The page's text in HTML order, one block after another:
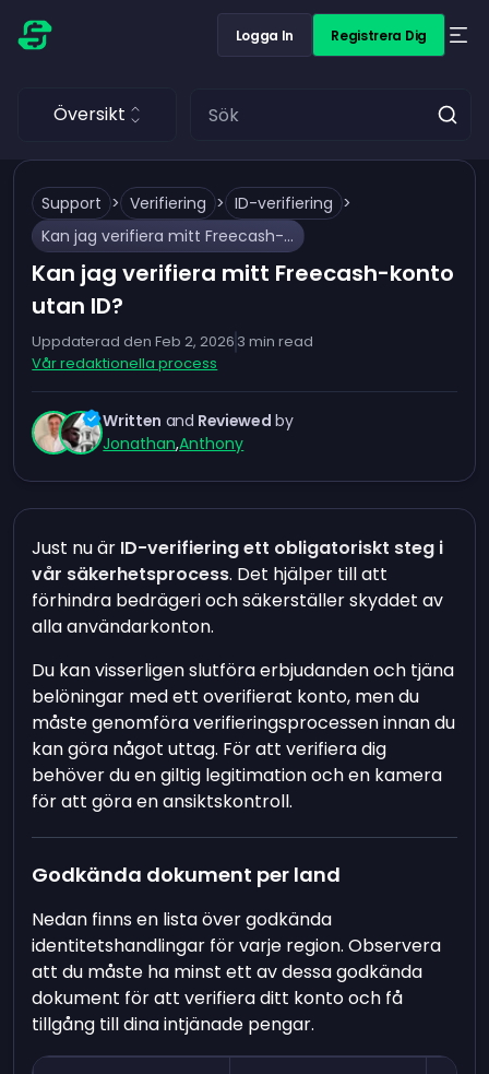
Logga In Registrera Dig
Översikt
Support > Verifiering > ID-verifiering >
Kan jag verifiera mitt Freecash-konto utan ID?
Kan jag verifiera mitt Freecash-konto
utan ID?
Uppdaterad den Feb 2, 2026 3 min read
Vår redaktionella process
Written and Reviewed by
Jonathan,Anthony
Just nu är ID-verifiering ett obligatoriskt steg i
vår säkerhetsprocess. Det hjälper till att
förhindra bedrägeri och säkerställer skyddet av
alla användarkonton.
Du kan visserligen slutföra erbjudanden och tjäna
belöningar med ett overifierat konto, men du
måste genomföra verifieringsprocessen innan du
kan göra något uttag. För att verifiera dig
behöver du en giltig legitimation och en kamera
för att göra en ansiktskontroll.
Godkända dokument per land
Nedan finns en lista över godkända
identitetshandlingar för varje region. Observera
att du måste ha minst ett av dessa godkända
dokument för att verifiera ditt konto och få
tillgång till dina intjänade pengar.